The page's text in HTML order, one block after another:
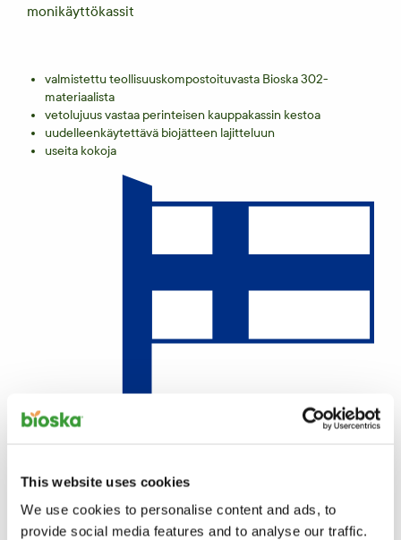
This website uses cookies
We use cookies to personalise content and ads, to
provide social media features and to analyse our traffic.
monikäyttökassit
valmistettu teollisuuskompostoituvasta Bioska 302-
materiaalista
vetolujuus vastaa perinteisen kauppakassin kestoa
uudelleenkäytettävä biojätteen lajitteluun
useita kokoja